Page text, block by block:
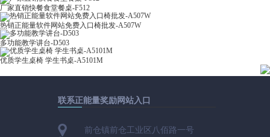
厂家直销快餐食堂餐桌-F512
热销正能量软件网站免费入口椅批发-A507W
多功能教学讲台-D503
优质学生桌椅 学生书桌-A5101M
联系正能量奖励网站入口
前仓镇前仓工业区八佰路一号